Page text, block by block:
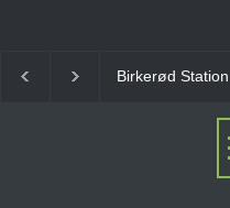
Birkerød Station